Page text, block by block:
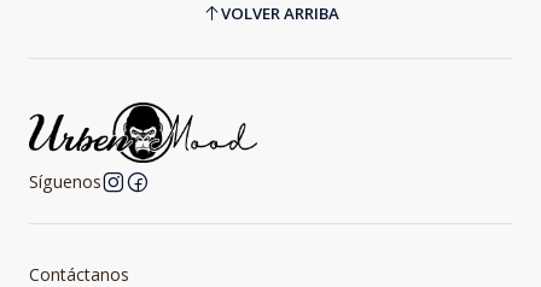
VOLVER ARRIBA
Síguenos
Contáctanos